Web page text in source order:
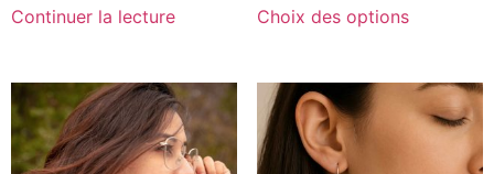
Continuer la lecture Choix des options